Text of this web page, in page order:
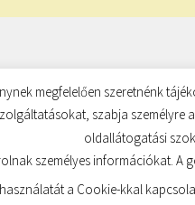
megfelelően szeretnénk
szabja
oldallátogatási
személyes információkat. A
a Cookie-kkal